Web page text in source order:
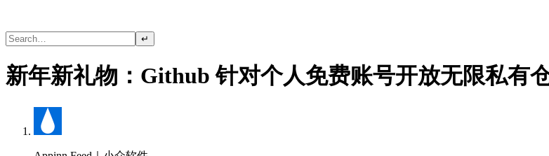
↵
新年新礼物：Github 针对个人免费账号开放无限私有